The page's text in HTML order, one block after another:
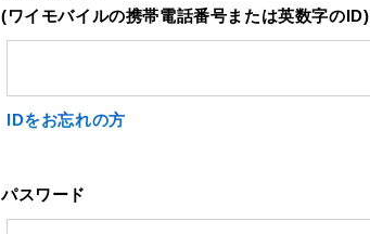
(ワイモバイルの携帯電話番号または英数字のID)
IDをお忘れの方
パスワード